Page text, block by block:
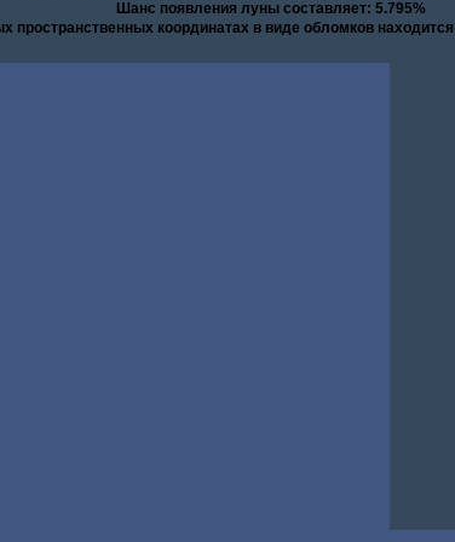
Шанс появления луны составляет: 5.795%
пространственных координатах в виде обломков находится